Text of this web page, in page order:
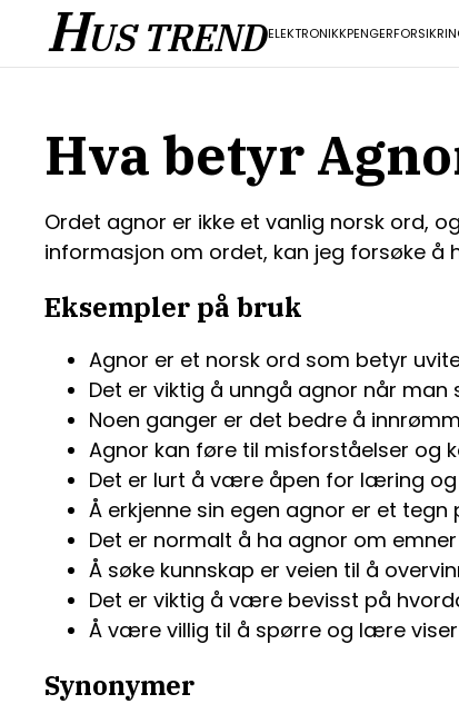
HUS TRENDELEKTRONIKKPENGER
Hva betyr
Ordet agnor er ikke et vanlig norsk ord,
informasjon om ordet, kan jeg forsøke å
Eksempler på bruk
Agnor er et norsk ord som betyr
Det er viktig å unngå agnor når man
Noen ganger er det bedre å
Agnor kan føre til misforståelser og
Det er lurt å være åpen for læring og
Å erkjenne sin egen agnor er et
Det er normalt å ha agnor om
Å søke kunnskap er veien til å
Det er viktig å være bevisst på
Å være villig til å spørre og lære
Synonymer